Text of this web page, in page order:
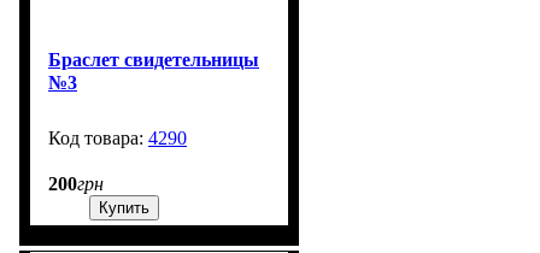
Браслет свидетельницы
№3
4290
200грн
Купить